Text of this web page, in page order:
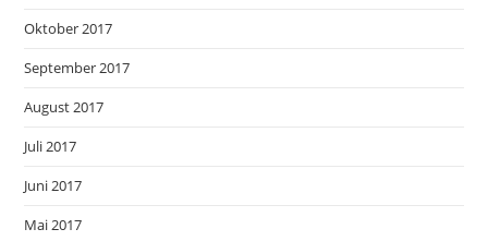
Oktober 2017
September 2017
August 2017
Juli 2017
Juni 2017
Mai 2017